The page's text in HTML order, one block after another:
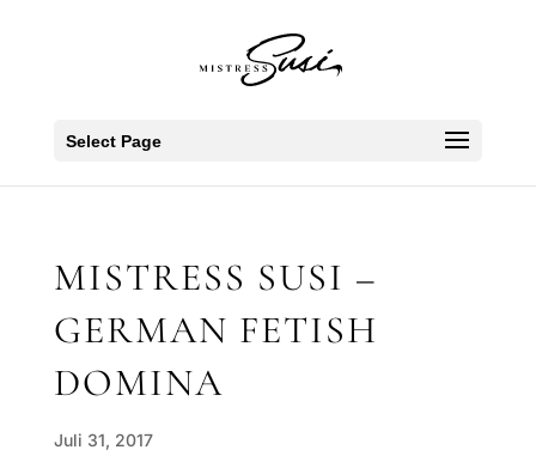
Select Page
MISTRESS SUSI –
GERMAN FETISH
DOMINA
Juli 31, 2017